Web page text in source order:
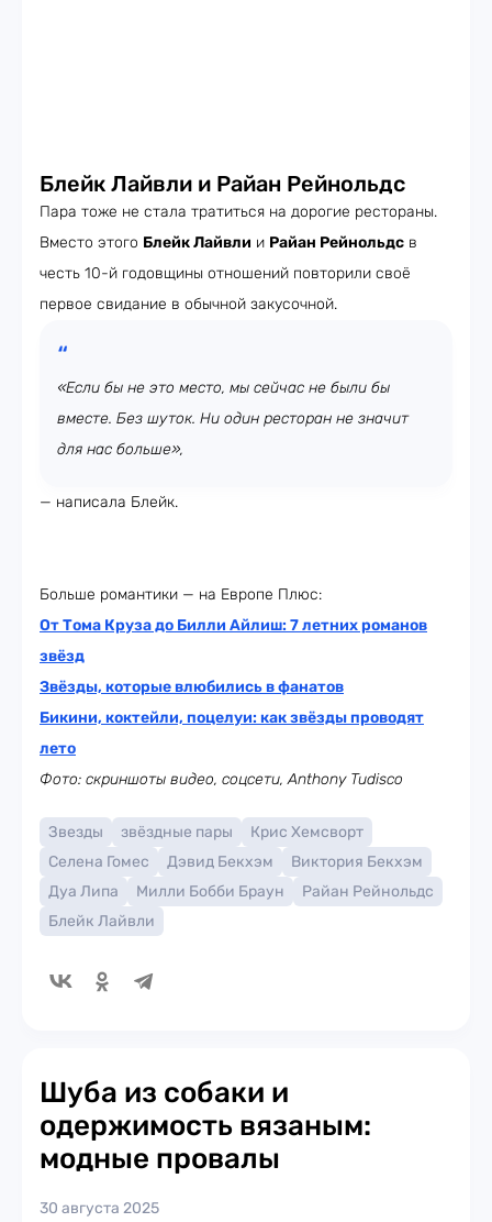
Блейк Лайвли и Райан Рейнольдс
Пара тоже не стала тратиться на дорогие рестораны.
Вместо этого Блейк Лайвли и Райан Рейнольдс в
честь 10-й годовщины отношений повторили своё
первое свидание в обычной закусочной.
«Если бы не это место, мы сейчас не были бы
вместе. Без шуток. Ни один ресторан не значит
для нас больше»,
— написала Блейк.
Больше романтики — на Европе Плюс:
От Тома Круза до Билли Айлиш: 7 летних романов
звёзд
Звёзды, которые влюбились в фанатов
Бикини, коктейли, поцелуи: как звёзды проводят
лето
Фото: скриншоты видео, соцсети, Anthony Tudisco
Звезды звёздные пары
Крис Хемсворт
Селена Гомес
Дэвид Бекхэм
Виктория Бекхэм
Дуа Липа
Милли Бобби Браун
Райан Рейнольдс
Блейк Лайвли
Шуба из собаки и
одержимость вязаным:
модные провалы
30 августа 2025